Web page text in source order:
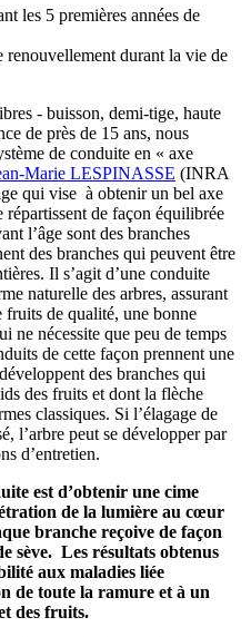
les 5 premières années de
renouvellement durant la vie de
- buisson, demi-tige, haute
de près de 15 ans, nous
de conduite en « axe
Marie LESPINASSE (INRA
qui vise à obtenir un bel axe
de façon équilibrée
l’âge sont des branches
des branches qui peuvent être
Il s’agit d’une conduite
naturelle des arbres, assurant
fruits de qualité, une bonne
ne nécessite que peu de temps
de cette façon prennent une
des branches qui
des fruits et dont la flèche
classiques. Si l’élagage de
l’arbre peut se développer par
d’entretien.
est d’obtenir une cime
de la lumière au cœur
branche reçoive de façon
sève. Les résultats obtenus
aux maladies liée
de toute la ramure et à un
des fruits.